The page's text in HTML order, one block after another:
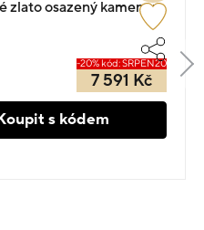
zlato osazený kamenem
-20% kód: SRPEN20
7 591 Kč
s kódem